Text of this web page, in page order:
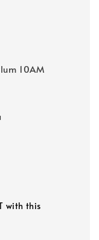
10AM
with this